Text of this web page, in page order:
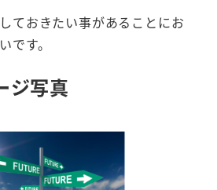
ておきたい事があることにお
です。
ジ写真